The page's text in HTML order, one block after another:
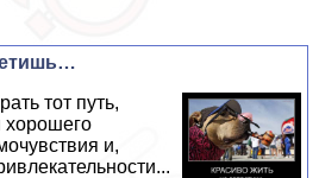
тот путь,
хорошего
и,